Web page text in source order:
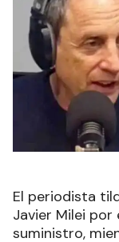
El periodista
Javier Milei
suministro,